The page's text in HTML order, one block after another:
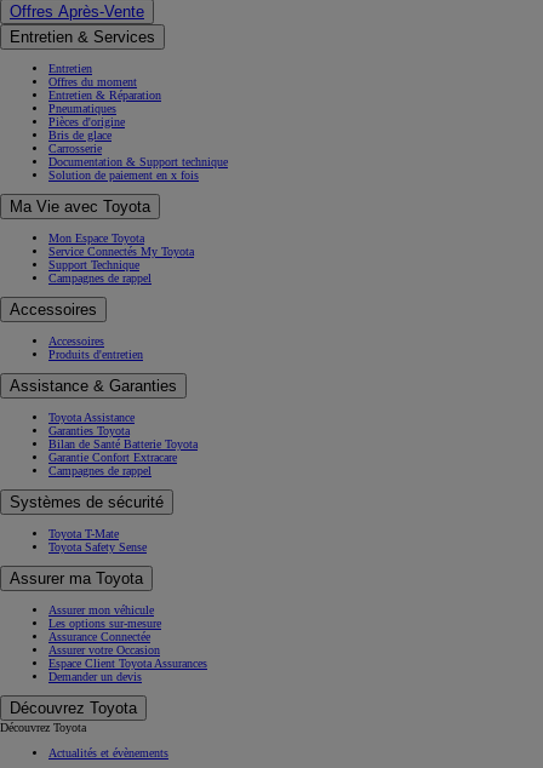
Offres Après-Vente
Entretien & Services
Entretien
Offres du moment
Entretien & Réparation
Pneumatiques
Pièces d'origine
Bris de glace
Carrosserie
Documentation & Support technique
Solution de paiement en x fois
Ma Vie avec Toyota
Mon Espace Toyota
Service Connectés My Toyota
Support Technique
Campagnes de rappel
Accessoires
Accessoires
Produits d'entretien
Assistance & Garanties
Toyota Assistance
Garanties Toyota
Bilan de Santé Batterie Toyota
Garantie Confort Extracare
Campagnes de rappel
Systèmes de sécurité
Toyota T-Mate
Toyota Safety Sense
Assurer ma Toyota
Assurer mon véhicule
Les options sur-mesure
Assurance Connectée
Assurer votre Occasion
Espace Client Toyota Assurances
Demander un devis
Découvrez Toyota
Découvrez Toyota
Actualités et évènements